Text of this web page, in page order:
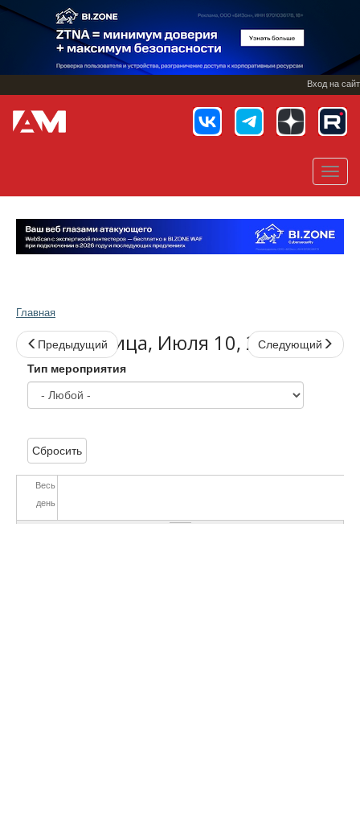
Перейти
основному
Вход на сайт
Главная
Предыдущий Следующий
пятница, Июля 10, 2026
Тип мероприятия
Сбросить
Весь
день